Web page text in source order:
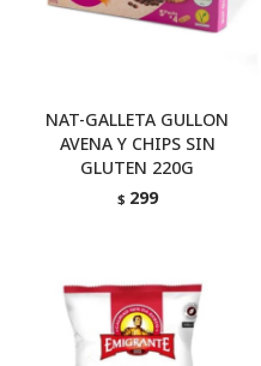
NAT-GALLETA GULLON
AVENA Y CHIPS SIN
GLUTEN 220G
$ 299